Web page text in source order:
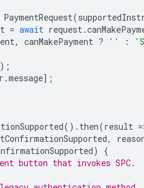
PaymentRequest(
= await request.
, canMakePayment ? '' :
);
.message];
(). then(result =
,
)
{
button that invokes SPC.